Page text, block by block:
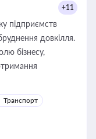
+11
підприємств
довкілля.
бізнесу,
Транспорт